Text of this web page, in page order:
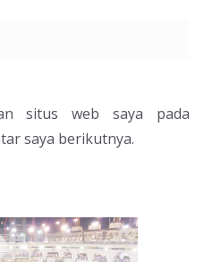
situs web saya pada
saya berikutnya.